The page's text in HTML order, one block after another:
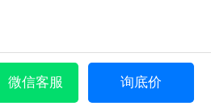
微信客服 询底价